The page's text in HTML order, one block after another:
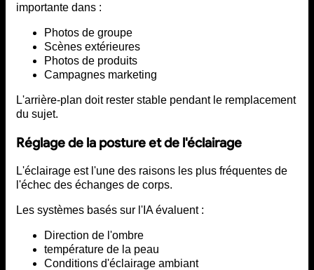
importante dans :
Photos de groupe
Scènes extérieures
Photos de produits
Campagnes marketing
L'arrière-plan doit rester stable pendant le remplacement
du sujet.
Réglage de la posture et de l'éclairage
L'éclairage est l'une des raisons les plus fréquentes de
l'échec des échanges de corps.
Les systèmes basés sur l'IA évaluent :
Direction de l'ombre
température de la peau
Conditions d'éclairage ambiant